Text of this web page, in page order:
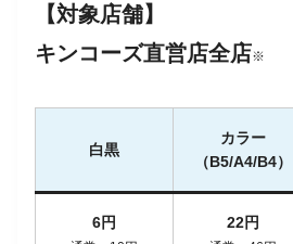
【対象店舗】
キンコーズ直営店全店※
白黒
カラー
（B5/A4/B4）
6円 22円